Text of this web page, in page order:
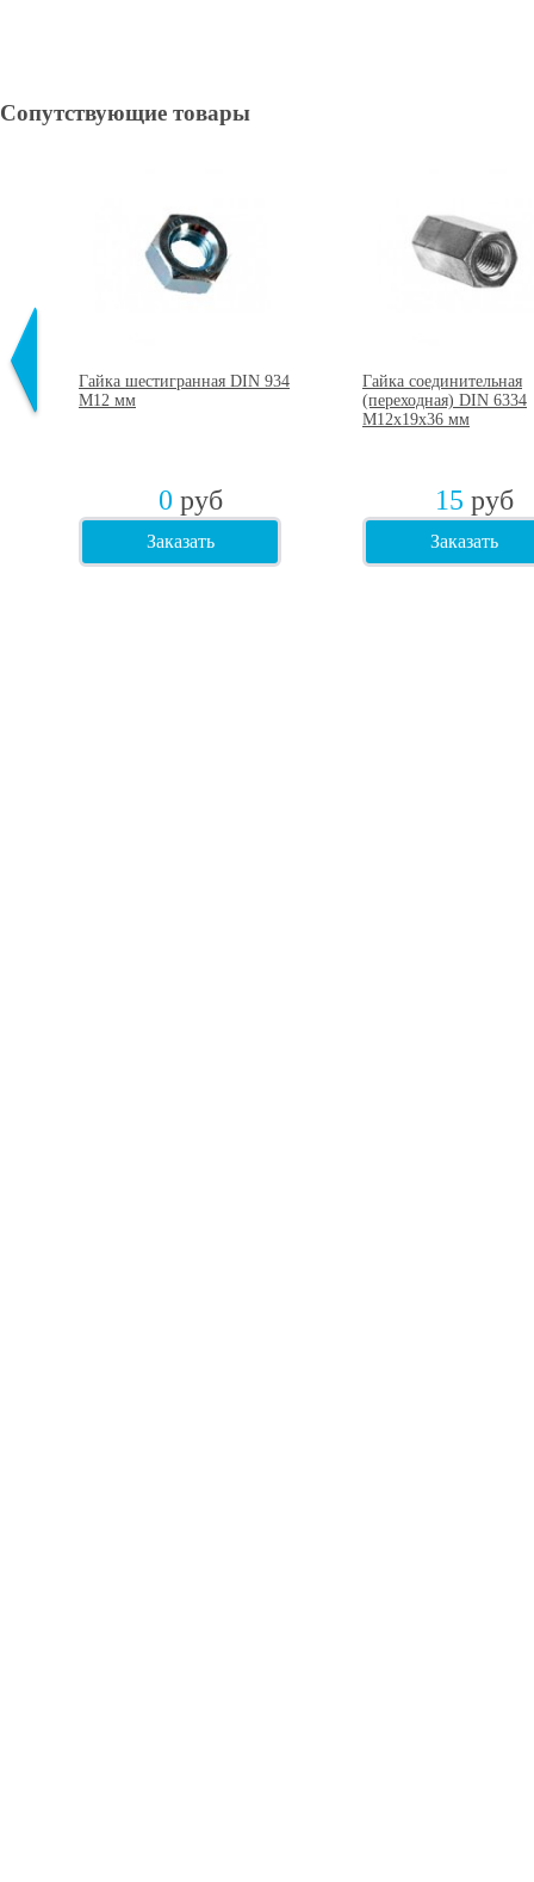
Сопутствующие товары
Гайка шестигранная DIN 934
М12 мм
0 руб
Заказать
Гайка соединительная
(переходная) DIN 6334
М12х19х36 мм
15 руб
Заказать